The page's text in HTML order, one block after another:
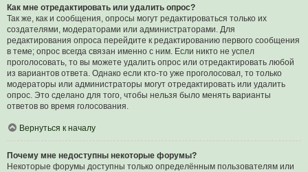
Как мне отредактировать или удалить опрос?
Так же, как и сообщения, опросы могут редактироваться только их
создателями, модераторами или администраторами. Для
редактирования опроса перейдите к редактированию первого сообщения
в теме; опрос всегда связан именно с ним. Если никто не успел
проголосовать, то вы можете удалить опрос или отредактировать любой
из вариантов ответа. Однако если кто-то уже проголосовал, то только
модераторы или администраторы могут отредактировать или удалить
опрос. Это сделано для того, чтобы нельзя было менять варианты
ответов во время голосования.
Вернуться к началу
Почему мне недоступны некоторые форумы?
Некоторые форумы доступны только определённым пользователям или